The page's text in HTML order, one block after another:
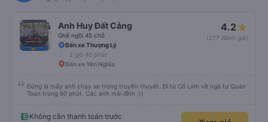
Anh Huy Đất Cảng
Ghế ngồi 45 chỗ
4.2
(277 đánh giá)
Bến xe Thượng Lý
2 giờ 40 phút
Bến xe Yên Nghĩa
Đúng là mấy anh chạy xe trong truyền thuyết. Đi từ Cổ Linh về ngã tư Quán
Toan trong 60 phút. Các anh mãi đỉnh :))
Không cần thanh toán trước